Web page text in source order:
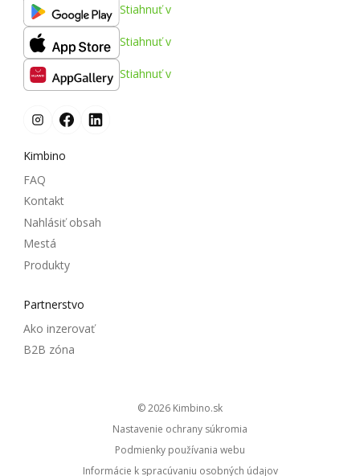
Stiahnuť v
Stiahnuť v
Stiahnuť v
Kimbino
FAQ
Kontakt
Nahlásiť obsah
Mestá
Produkty
Partnerstvo
Ako inzerovať
B2B zóna
© 2026
kimbino.sk
Nastavenie ochrany súkromia
Podmienky používania webu
Informácie k spracúvaniu osobných údajov